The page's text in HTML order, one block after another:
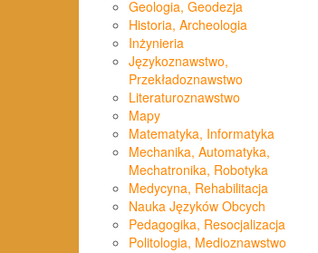
Geologia, Geodezja
Historia, Archeologia
Inżynieria
Językoznawstwo,
Przekładoznawstwo
Literaturoznawstwo
Mapy
Matematyka, Informatyka
Mechanika, Automatyka,
Mechatronika, Robotyka
Medycyna, Rehabilitacja
Nauka Języków Obcych
Pedagogika, Resocjalizacja
Politologia, Medioznawstwo